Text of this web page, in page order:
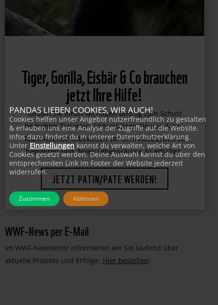
Tiger, Gorilla, Eisbär & Co brauchen
jetzt Ihre Hilfe!
Leisten Sie einen wichtigen Beitrag zum Schutz
bedrohter Tierarten. Unterstützen Sie uns dabei,
faszinierende Lebewesen vor dem Aussterben zu
bewahren und deren Lebensräume zu erhalten.
JETZT PATIN/PATE WERDEN!
WWF-News per E-Mail
Im WWF-Newsletter informieren wir Sie laufend über
aktuelle Projekte und Erfolge: Hier bestellen!
PANDAS LIEBEN COOKIES, WIR AUCH!
Cookies helfen unser Angebot nutzerfreundlich zu gestalten
& erlauben uns eine Analyse der Zugriffe auf die Website.
Infos dazu findest du in unserer Datenschutzerklärung.
Unter Einstellungen kannst du verwalten, welche Art von
Cookies gesetzt werden. Deine Auswahl kannst du über den
entsprechenden Link im Footer der Website jederzeit
widerrufen.
Zustimmen Ablehnen